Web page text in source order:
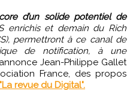
d’un solide potentiel de
enrichis et demain du Rich
permettront à ce canal de
de notification, à une
Jean-Philippe Gallet
France, des propos
"La revue du Digital".